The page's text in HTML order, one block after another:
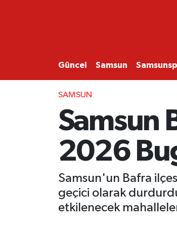
Güncel Samsun
SAMSUN
Samsun
2026
Samsun'un Bafra
geçici olarak
etkilenecek
SAMSUN
SAMSUNSPOR
EKONOMİ